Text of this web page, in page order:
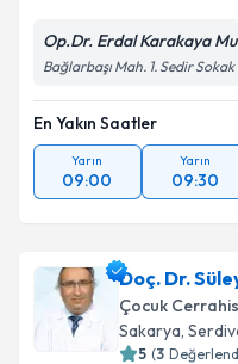
Op.Dr. Erdal Karakaya
Bağlarbaşı Mah. 1. Sedir
En Yakın Saatler
Yarın
09:00
Yarın
09:30
Doç. Dr.
Çocuk
Sakarya,
5 (3